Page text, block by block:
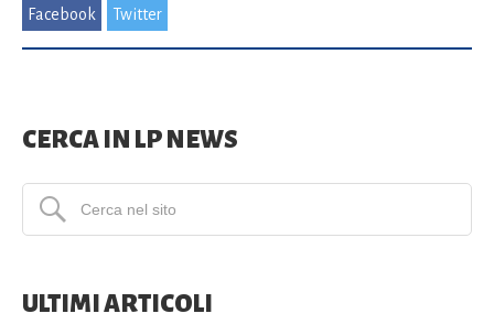
Facebook Twitter
CERCA IN LP NEWS
ULTIMI ARTICOLI